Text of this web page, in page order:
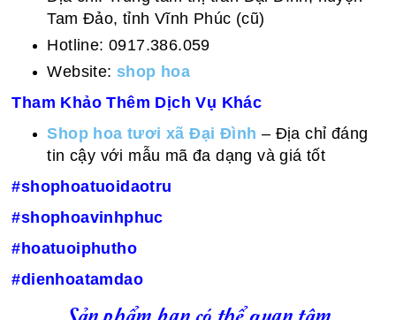
Tam Đảo, tỉnh Vĩnh Phúc (cũ)
Hotline: 0917.386.059
Website: shop hoa
Tham Khảo Thêm Dịch Vụ Khác
Shop hoa tươi xã Đại Đình – Địa chỉ đáng
tin cậy với mẫu mã đa dạng và giá tốt
#shophoatuoidaotru
#shophoavinhphuc
#hoatuoiphutho
#dienhoatamdao